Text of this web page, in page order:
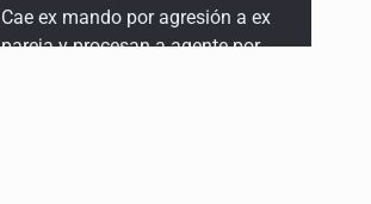
abuso a menor